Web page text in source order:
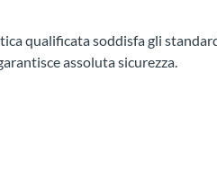
qualificata soddisfa gli
assoluta sicurezza.